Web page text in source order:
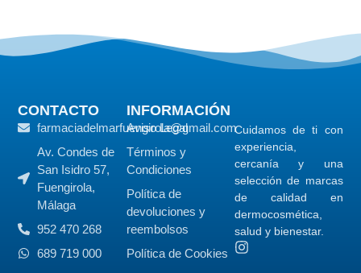
Cuidamos de ti con
experiencia,
cercanía y una
selección de marcas
de calidad en
dermocosmética,
salud y bienestar.
CONTACTO
farmaciadelmarfuengirola@gmail.com
Av. Condes de
San Isidro 57,
Fuengirola,
Málaga
952 470 268
689 719 000
INFORMACIÓN
Aviso Legal
Términos y
Condiciones
Política de
devoluciones y
reembolsos
Política de Cookies